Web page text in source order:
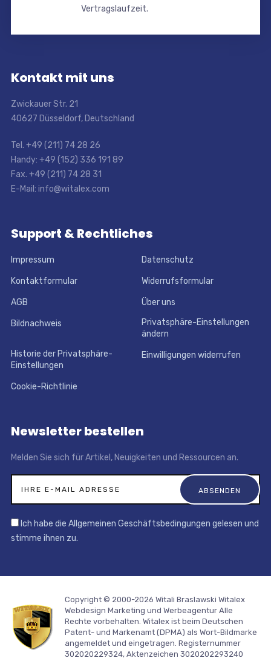
Vertragslaufzeit.
Kontakt mit uns
Zwickauer Str. 21
40627 Düsseldorf, Deutschland
Tel. +49 (211) 74 28 26
Handy: +49 (152) 336 191 89
Fax. +49 (211) 74 28 31
E-Mail: info@witalex.com
Support & Rechtliches
Impressum Datenschutz
Kontaktformular Widerrufsformular
AGB Über uns
Bildnachweis
Privatsphäre-Einstellungen
ändern
Historie der Privatsphäre-
Einstellungen
Einwilligungen widerrufen
Cookie-Richtlinie
Newsletter bestellen
Melden Sie sich für Artikel, Neuigkeiten und Ressourcen an.
Ich habe die Allgemeinen Geschäftsbedingungen gelesen und
stimme ihnen zu.
Copyright © 2000-2026 Witali Braslawski Witalex
Webdesign Marketing und WerbeagenturAlle
Rechte vorbehalten. Witalex ist beim Deutschen
Patent- und Markenamt (DPMA) als Wort-Bildmarke
angemeldet und eingetragen. Registernummer
302020229324, Aktenzeichen 3020202293240